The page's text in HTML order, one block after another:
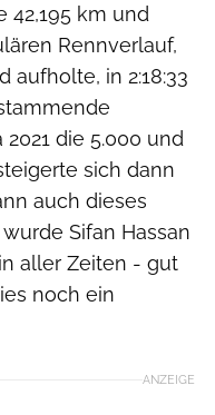
42,195 km und
Rennverlauf,
aufholte, in 2:18:33
die 5.000 und
sich dann
auch dieses
Sifan Hassan
aller Zeiten - gut
noch ein
ANZEIGE